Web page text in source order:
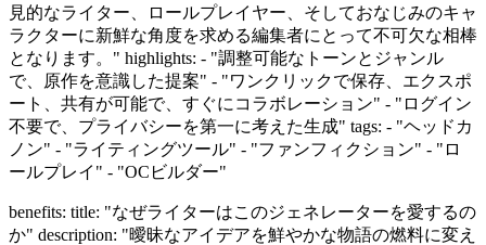
見的なライター、ロールプレイヤー、そしておなじみのキャ
ラクターに新鮮な角度を求める編集者にとって不可欠な相棒
となります。" highlights: - "調整可能なトーンとジャンル
で、原作を意識した提案" - "ワンクリックで保存、エクスポ
ート、共有が可能で、すぐにコラボレーション" - "ログイン
不要で、プライバシーを第一に考えた生成" tags: - "ヘッドカ
ノン" - "ライティングツール" - "ファンフィクション" - "ロ
ールプレイ" - "OCビルダー"
benefits: title: "なぜライターはこのジェネレーターを愛するの
か" description: "曖昧なアイデアを鮮やかな物語の燃料に変え